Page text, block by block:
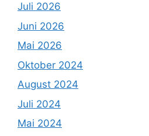
Juli 2026
Juni 2026
Mai 2026
Oktober 2024
August 2024
Juli 2024
Mai 2024